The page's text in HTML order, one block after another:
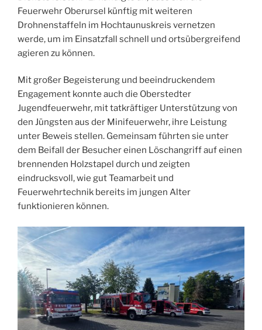
Feuerwehr Oberursel künftig mit weiteren
Drohnenstaffeln im Hochtaunuskreis vernetzen
werde, um im Einsatzfall schnell und ortsübergreifend
agieren zu können.
Mit großer Begeisterung und beeindruckendem
Engagement konnte auch die Oberstedter
Jugendfeuerwehr, mit tatkräftiger Unterstützung von
den Jüngsten aus der Minifeuerwehr, ihre Leistung
unter Beweis stellen. Gemeinsam führten sie unter
dem Beifall der Besucher einen Löschangriff auf einen
brennenden Holzstapel durch und zeigten
eindrucksvoll, wie gut Teamarbeit und
Feuerwehrtechnik bereits im jungen Alter
funktionieren können.